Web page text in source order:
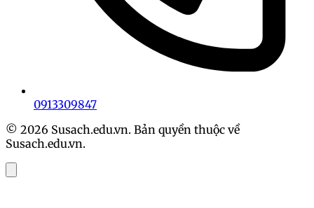
0913309847
© 2026 Susach.edu.vn. Bản quyền thuộc về
Susach.edu.vn.